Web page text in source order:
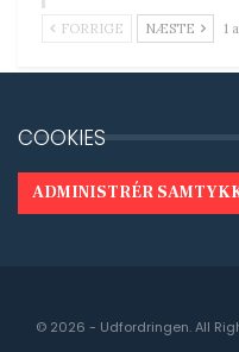
FORRIGE NÆSTE 1
COOKIES
ADMINISTRÉR
© 2026 - Udfordringen. All